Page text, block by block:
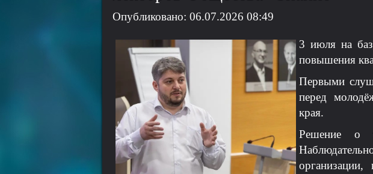
Опубликовано: 06.07.2026 08:49
3 июля на
повышения
Первыми
перед
края.
Решение о
организации,